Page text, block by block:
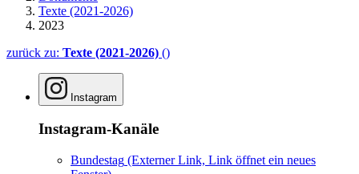
Texte (2021-2026)
2023
zurück zu: Texte (2021-2026) ()
Instagram
Instagram-Kanäle
Bundestag (Externer Link, Link öffnet ein neues